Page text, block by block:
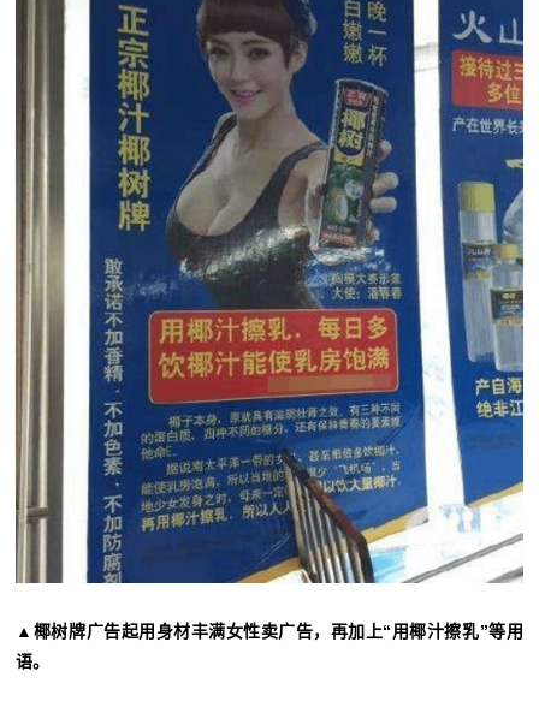
▲椰树牌广告起用身材丰满女性卖广告，再加上“用椰汁擦乳”等用
语。